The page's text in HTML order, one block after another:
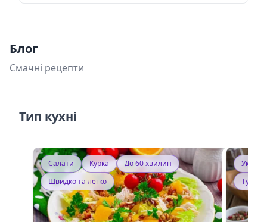
Блог
Смачні рецепти
Тип кухні
Салати Курка
До 60 хвилин
Швидко та легко